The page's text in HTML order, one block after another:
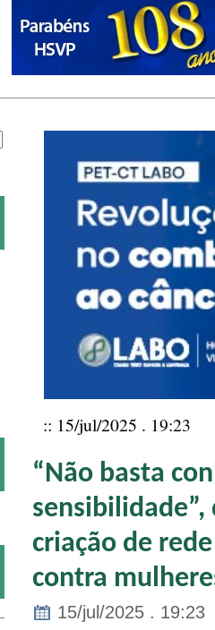
:: 15/jul/2025 . 19:23
“Não basta
sensibilidade”,
criação de
contra
15/jul/2025 . 19:23